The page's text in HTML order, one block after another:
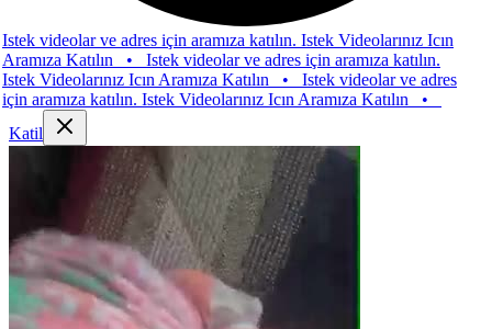
ve adres için aramıza katılın. Istek Videolarınız Icın
Katılın•Istek videolar ve adres için aramıza katılın.
Icın Aramıza Katılın•Istek videolar ve adres
katılın. Istek Videolarınız Icın Aramıza Katılın•
Katil